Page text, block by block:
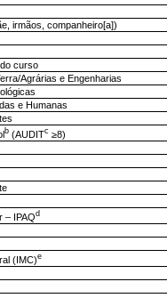
irmãos, companheiro[a])
curso
Agrárias e Engenharias
e Humanas
b (AUDITc ≥8)
– IPAQd
(IMC)e